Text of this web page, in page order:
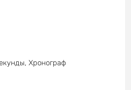
Хронограф